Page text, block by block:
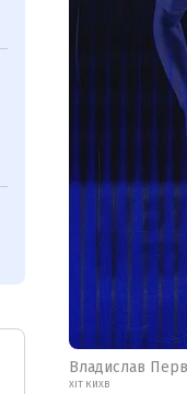
Владислав
ХІТ КИХВ